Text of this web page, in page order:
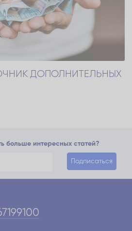
ДОПОЛНИТЕЛЬНЫХ
больше интересных статей?
Подписаться